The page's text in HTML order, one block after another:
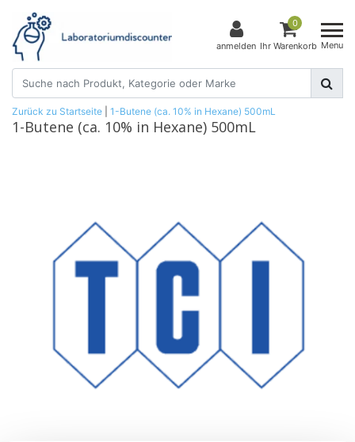
anmelden
0
Ihr Warenkorb Menu
Zurück zu Startseite 1-Butene (ca. 10% in Hexane) 500mL
1-Butene (ca. 10% in Hexane) 500mL